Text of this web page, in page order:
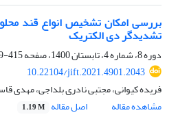
بررسی امکان تشخیص انواع قند
تشدیدگر دی الکتریک
دوره 8، شماره 4، تابستان 1400، صفحه
415-429
10.22104/jift.2021.4901.2043
فریده کیوانی، مجتبی نادری بلداجی، مهدی
مشاهده مقاله
اصل مقاله 1.19 M